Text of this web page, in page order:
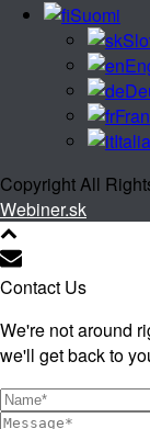
Suomi
Copyright All
Webiner.sk
Contact Us
We're not around
we'll get back to